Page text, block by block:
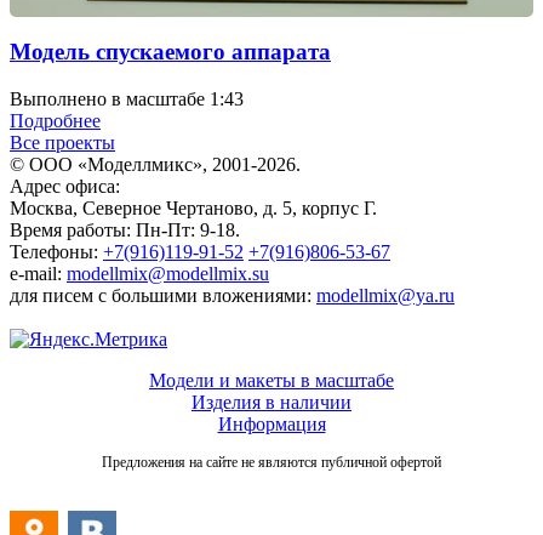
Модель спускаемого аппарата
Выполнено в масштабе 1:43
Подробнее
Все проекты
© ООО «Моделлмикс», 2001-2026.
Адрес офиса:
Москва, Северное Чертаново, д. 5, корпус Г.
Время работы: Пн-Пт: 9-18.
Телефоны: +7(916)119-91-52 +7(916)806-53-67
e-mail: modellmix@modellmix.su
для писем с большими вложениями: modellmix@ya.ru
Модели и макеты в масштабе
Изделия в наличии
Информация
Предложения на сайте не являются публичной офертой